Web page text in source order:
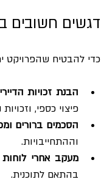
דגשים חשובים
כדי להבטיח
הבנת זכויות
פיצוי כספי,
הסכמים ברורים
וההתחייבויות.
מעקב אחרי לוחות
בהתאם לתוכנית.